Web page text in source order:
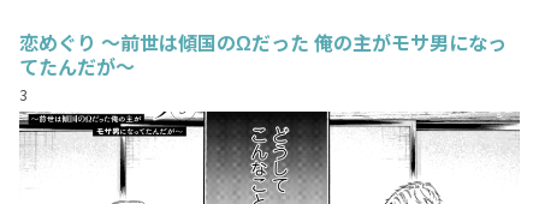
恋めぐり ～前世は傾国のΩだった 俺の主がモサ男になっ
てたんだが～
3